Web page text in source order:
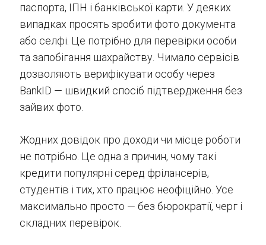
паспорта, ІПН і банківської карти. У деяких
випадках просять зробити фото документа
або селфі. Це потрібно для перевірки особи
та запобігання шахрайству. Чимало сервісів
дозволяють верифікувати особу через
BankID — швидкий спосіб підтвердження без
зайвих фото.
Жодних довідок про доходи чи місце роботи
не потрібно. Це одна з причин, чому такі
кредити популярні серед фрілансерів,
студентів і тих, хто працює неофіційно. Усе
максимально просто — без бюрократії, черг і
складних перевірок.